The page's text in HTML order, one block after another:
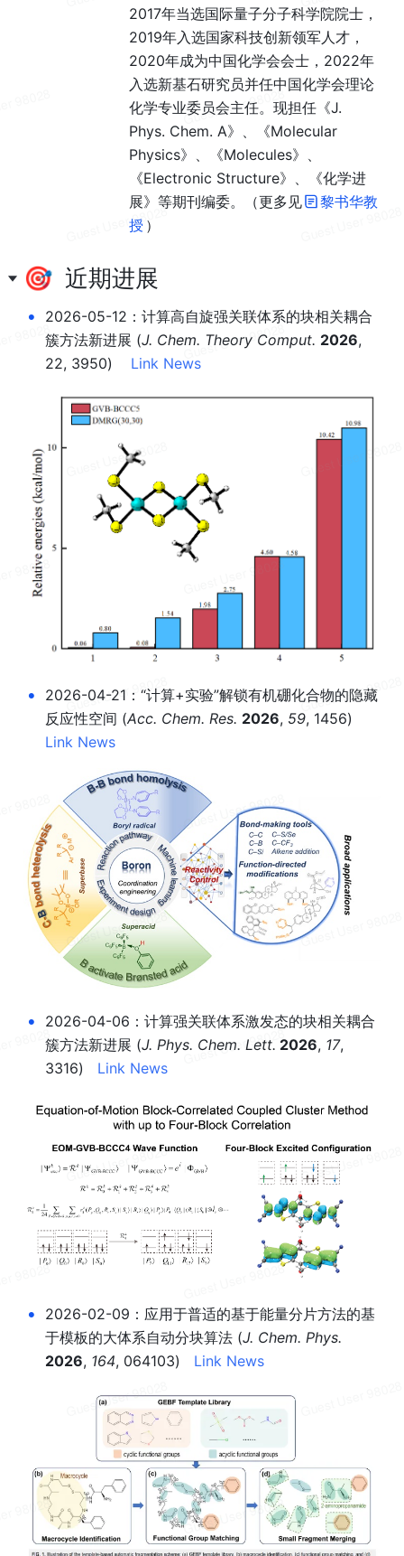
2017年当选国际量子分子科学院院士，
2019年入选国家科技创新领军人才，
2020年成为中国化学会会士，2022年
入选新基石研究员并任中国化学会理论
化学专业委员会主任。现担任《J.
Phys. Chem. A》 、
《Molecular
Physics》 、《Molecules》、
《Electronic Structure》 、
《化学进
展》等期刊编委。（更多见
黎书华教
授 ）
🎯  近期进展
•
2026-05-12：计算高自旋强关联体系的块相关耦合
簇方法新进展 (J. Chem. Theory Comput. 2026,
22, 3950) Link News
•
2026-04-21：“计算+实验”解锁有机硼化合物的隐藏
反应性空间 (Acc. Chem. Res. 2026, 59, 1456)
Link News
•
2026-04-06：计算强关联体系激发态的块相关耦合
簇方法新进展 (J. Phys. Chem. Lett. 2026, 17,
3316) Link News
• 2026-02-09：应用于普适的基于能量分片方法的基
于模板的大体系自动分块算法 (J. Chem. Phys.
2026, 164, 064103) Link News